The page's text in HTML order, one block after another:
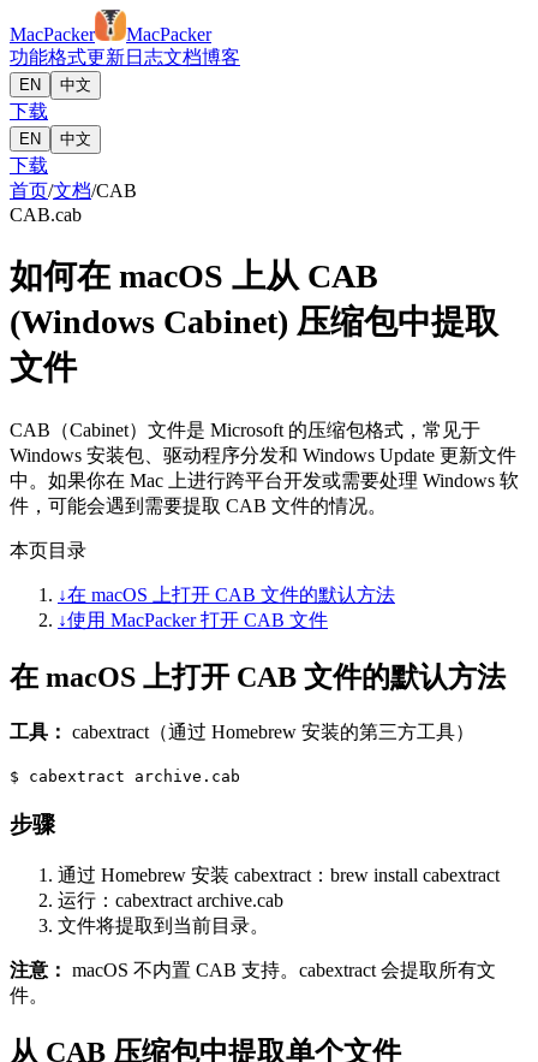
MacPacker
MacPacker
功能格式更新日志文档博客
EN 中文
下载
EN 中文
下载
首页/文档/CAB
CAB.cab
如何在 macOS 上从 CAB
(Windows Cabinet) 压缩包中提取
文件
CAB（Cabinet）文件是 Microsoft 的压缩包格式，常见于
Windows 安装包、驱动程序分发和 Windows Update 更新文件
中。如果你在 Mac 上进行跨平台开发或需要处理 Windows 软
件，可能会遇到需要提取 CAB 文件的情况。
本页目录
↓在 macOS 上打开 CAB 文件的默认方法
↓使用 MacPacker 打开 CAB 文件
在 macOS 上打开 CAB 文件的默认方法
工具： cabextract（通过 Homebrew 安装的第三方工具）
$ cabextract archive.cab
步骤
通过 Homebrew 安装 cabextract：brew install cabextract
运行：cabextract archive.cab
文件将提取到当前目录。
注意： macOS 不内置 CAB 支持。cabextract 会提取所有文
件。
从 CAB 压缩包中提取单个文件